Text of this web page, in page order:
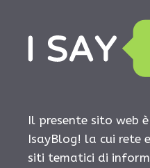
Il presente sito web
IsayBlog! la cui rete
siti tematici di